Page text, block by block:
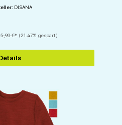
DISANA
€* (21.47% gespart)